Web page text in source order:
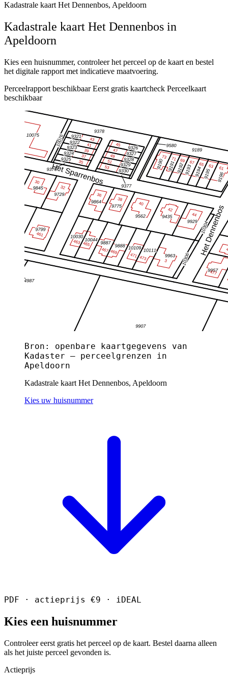
Kadastrale kaart Het Dennenbos, Apeldoorn
Kadastrale kaart Het Dennenbos in
Apeldoorn
Kies een huisnummer, controleer het perceel op de kaart en bestel
het digitale rapport met indicatieve maatvoering.
Perceelrapport beschikbaar Eerst gratis kaartcheck Perceelkaart
beschikbaar
Bron: openbare kaartgegevens van
Kadaster — perceelgrenzen in
Apeldoorn
Kadastrale kaart Het Dennenbos, Apeldoorn
Kies uw huisnummer
PDF · actieprijs €9 · iDEAL
Kies een huisnummer
Controleer eerst gratis het perceel op de kaart. Bestel daarna alleen
als het juiste perceel gevonden is.
Actieprijs